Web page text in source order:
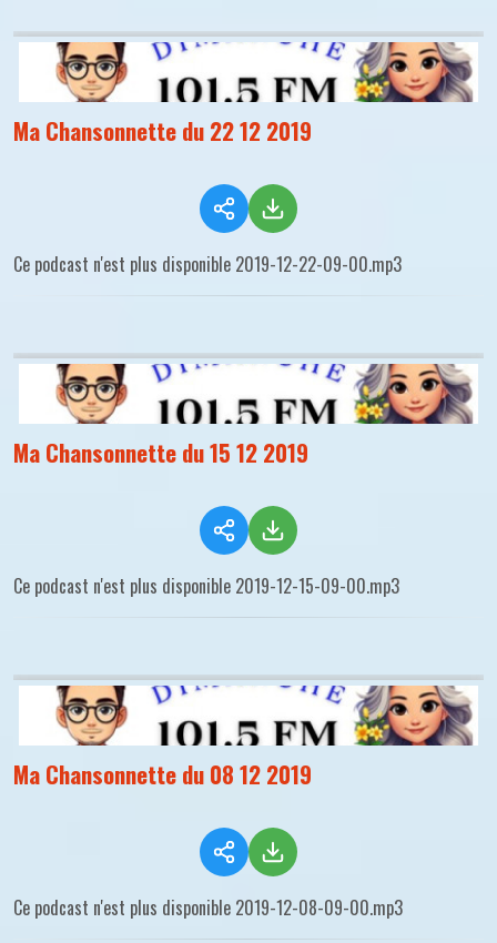
Ma Chansonnette du 22 12 2019
Ce podcast n'est plus disponible 2019-12-22-09-00.mp3
Ma Chansonnette du 15 12 2019
Ce podcast n'est plus disponible 2019-12-15-09-00.mp3
Ma Chansonnette du 08 12 2019
Ce podcast n'est plus disponible 2019-12-08-09-00.mp3